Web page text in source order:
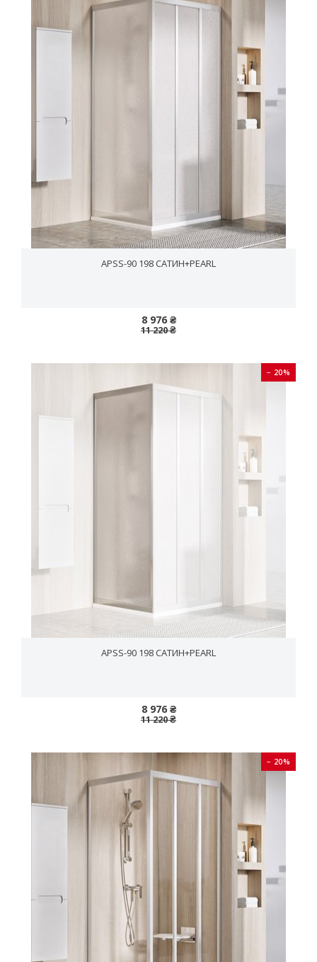
APSS-90 198 САТИН+PEARL
8 976 ₴
11 220 ₴
− 20%
APSS-90 198 САТИН+PEARL
8 976 ₴
11 220 ₴
− 20%